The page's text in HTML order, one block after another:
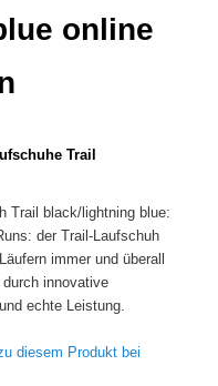
online
Trail
Trail black/lightning blue:
der Trail-Laufschuh
immer und überall
innovative
echte Leistung.
diesem Produkt bei